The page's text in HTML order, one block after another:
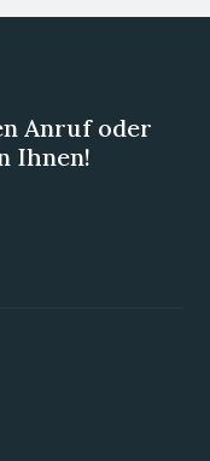
Anruf oder
Ihnen!